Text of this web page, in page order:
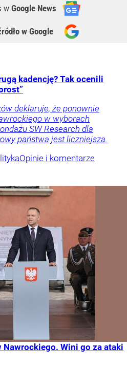
w Google News
w Google
kadencję? Tak ocenili
deklaruje, że ponownie
w wyborach
SW Research dla
państwa jest liczniejsza.
Opinie i komentarze
Nawrockiego. Wini go za ataki